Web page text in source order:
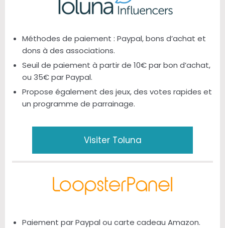
Méthodes de paiement : Paypal, bons d’achat et
dons à des associations.
Seuil de paiement à partir de 10€ par bon d’achat,
ou 35€ par Paypal.
Propose également des jeux, des votes rapides et
un programme de parrainage.
Visiter Toluna
Paiement par Paypal ou carte cadeau Amazon.